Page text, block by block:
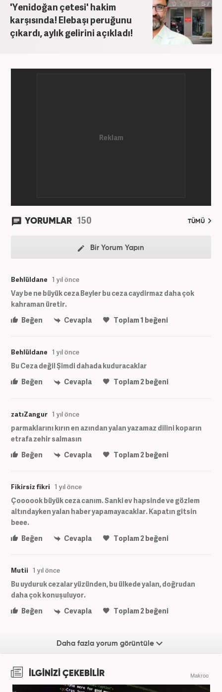
'Yenidoğan çetesi' hakim
karşısında! Elebaşı peruğunu
çıkardı, aylık gelirini açıkladı!
YORUMLAR 150 TÜMÜ
Bir Yorum Yapın
Behlüldane 1 yıl önce
Vay be ne büyük ceza Beyler bu ceza caydirmaz daha çok
kahraman üretir.
Beğen
Cevapla Toplam1 beğeni
Behlüldane 1 yıl önce
Bu Ceza değil Şimdi dahada kuduracaklar
Beğen
Cevapla Toplam2beğeni
zatıZangur 1 yıl önce
parmaklarını kırın en azından yalan yazamaz dilini koparın
etrafa zehir salmasın
Beğen
Cevapla Toplam2 beğeni
Fikirsiz fikri 1 yıl önce
Çoooook büyük ceza canım. Sanki ev hapsinde ve gözlem
altındayken yalan haber yapamayacaklar. Kapatın gitsin
beee.
Beğen
Cevapla Toplam2beğeni
Mutii 1 yıl önce
Bu uyduruk cezalar yüzünden, bu ülkede yalan, doğrudan
daha çok konuşuluyor.
Beğen
Cevapla Toplam2beğeni
Daha fazla yorum görüntüle
İLGİNİZİ ÇEKEBİLİR Makroo